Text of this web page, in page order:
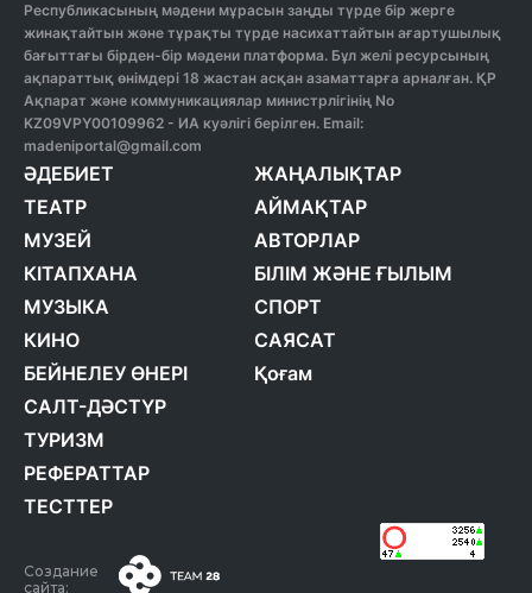
Республикасының мәдени мұрасын заңды түрде бір жерге
жинақтайтын және тұрақты түрде насихаттайтын ағартушылық
бағыттағы бірден-бір мәдени платформа. Бұл желі ресурсының
ақпараттық өнімдері 18 жастан асқан азаматтарға арналған. ҚР
Ақпарат және коммуникациялар министрлігінің No
KZ09VPY00109962 - ИА куәлігі берілген. Email:
madeniportal@gmail.com
ӘДЕБИЕТ
ТЕАТР
МУЗЕЙ
КІТАПХАНА
МУЗЫКА
КИНО
БЕЙНЕЛЕУ ӨНЕРІ
САЛТ-ДӘСТҮР
ТУРИЗМ
РЕФЕРАТТАР
ТЕСТТЕР
ЖАҢАЛЫҚТАР
АЙМАҚТАР
АВТОРЛАР
БІЛІМ ЖӘНЕ ҒЫЛЫМ
СПОРТ
САЯСАТ
Қоғам
Создание
сайта: